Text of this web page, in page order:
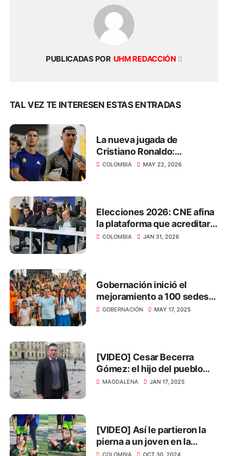
PUBLICADAS POR UHM REDACCIÓN
TAL VEZ TE INTERESEN ESTAS ENTRADAS
La nueva jugada de
Cristiano Ronaldo:
transmitirá el Mundial 2026
COLOMBIA MAY 22, 2026
Elecciones 2026: CNE afina
la plataforma que acreditará
a los actores electorales
COLOMBIA JAN 31, 2026
Gobernación inició el
mejoramiento a 100 sedes
educativas del Magdalena
GOBERNACIÓN MAY 17, 2025
[VIDEO] Cesar Becerra
Gómez: el hijo del pueblo
que lucha por la justicia
MAGDALENA JAN 17, 2025
[VIDEO] Así le partieron la
pierna a un joven en la
Universidad del Magdalena
COLOMBIA OCT 30, 2024